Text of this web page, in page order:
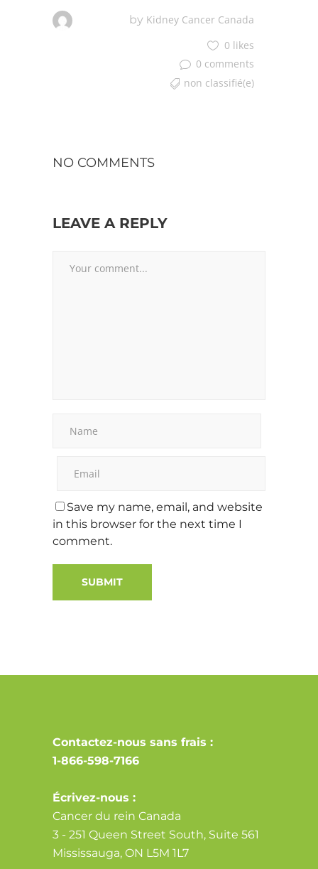
by Kidney Cancer Canada
0 likes
0 comments
non classifié(e)
NO COMMENTS
LEAVE A REPLY
Save my name, email, and website
in this browser for the next time I
comment.
Contactez-nous sans frais :
1-866-598-7166
Écrivez-nous :
Cancer du rein Canada
3 - 251 Queen Street South, Suite 561
Mississauga, ON L5M 1L7